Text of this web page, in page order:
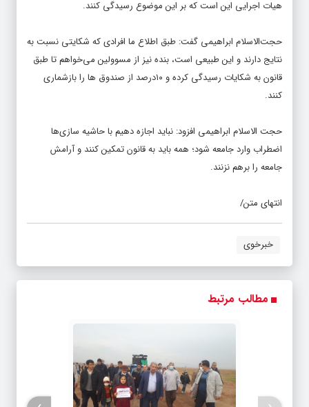
نتایج دارند و این طبیعی است، بنده نیز از مسوولین می‌خواهم تا طبق
قانون به شکایات رسیدگی کرده و ۱۰درصد از صندوق ها را بازشماری
کنند.
اضطراب وارد جامعه شود؛ همه باید به قانون تمکین کنند و آرامش
جامعه را برهم نزنند.
خبرخوی
مطالب مرتبط
‹
›